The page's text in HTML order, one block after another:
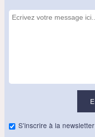
S'inscrire à la newsletter